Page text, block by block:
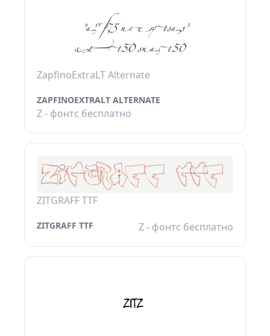
ZapfinoExtraLT Alternate
ZAPFINOEXTRALT ALTERNATE
Z - фонтс бесплатно
ZITGRAFF TTF
ZITGRAFF TTF Z - фонтс бесплатно